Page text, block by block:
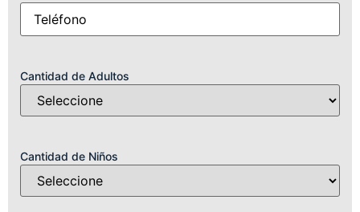
Móvil
Cantidad de Adultos
Cantidad de Niños